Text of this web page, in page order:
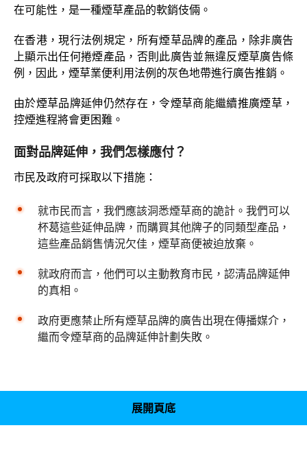
在可能性，是一種煙草產品的軟銷伎倆。
在香港，現行法例規定，所有煙草品牌的產品，除非廣告
上顯示出任何捲煙產品，否則此廣告並無違反煙草廣告條
例，因此，煙草業便利用法例的灰色地帶進行廣告推銷。
由於煙草品牌延伸仍然存在，令煙草商能繼續推廣煙草，
控煙進程將會更困難。
面對品牌延伸，我們怎樣應付？
市民及政府可採取以下措施：
就市民而言，我們應該洞悉煙草商的詭計。我們可以
杯葛這些延伸品牌，而購買其他牌子的同類型產品，
這些產品銷售情況欠佳，煙草商便被迫放棄。
就政府而言，他們可以主動教育市民，認清品牌延伸
的真相。
政府更應禁止所有煙草品牌的廣告出現在傳播媒介，
繼而令煙草商的品牌延伸計劃失敗。
展開頁底